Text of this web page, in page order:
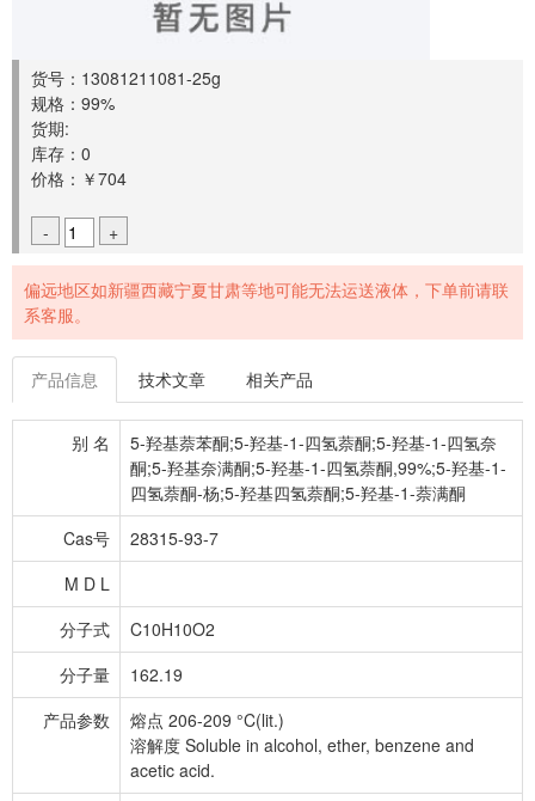
货号：13081211081-25g
规格：99%
货期:
库存：0
价格：￥704
- +
偏远地区如新疆西藏宁夏甘肃等地可能无法运送液体，下单前请联
系客服。
产品信息 技术文章 相关产品
别 名
5-羟基萘苯酮;5-羟基-1-四氢萘酮;5-羟基-1-四氢奈
酮;5-羟基奈满酮;5-羟基-1-四氢萘酮,99%;5-羟基-1-
四氢萘酮-杨;5-羟基四氢萘酮;5-羟基-1-萘满酮
Cas号
28315-93-7
M D L
分子式
C10H10O2
分子量
162.19
产品参数
熔点 206-209 °C(lit.)
溶解度 Soluble in alcohol, ether, benzene and
acetic acid.